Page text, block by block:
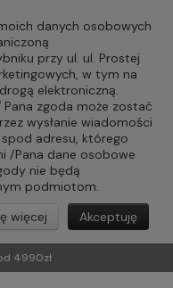
danych osobowych
przy ul. ul. Prostej
w tym na
elektroniczną.
zgoda może zostać
wysłanie wiadomości
spod adresu, którego
/Pana dane osobowe
nie będą
podmiotom.
Akceptuję
więcej
4990zł